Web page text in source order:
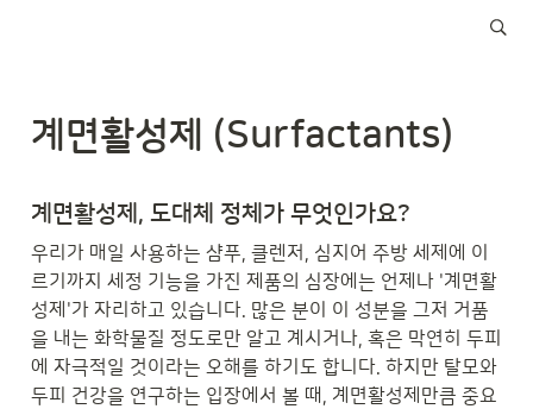
계면활성제 (Surfactants)
계면활성제, 도대체 정체가 무엇인가요?
우리가 매일 사용하는 샴푸, 클렌저, 심지어 주방 세제에 이
르기까지 세정 기능을 가진 제품의 심장에는 언제나 '계면활
성제'가 자리하고 있습니다. 많은 분이 이 성분을 그저 거품
을 내는 화학물질 정도로만 알고 계시거나, 혹은 막연히 두피
에 자극적일 것이라는 오해를 하기도 합니다. 하지만 탈모와
두피 건강을 연구하는 입장에서 볼 때, 계면활성제만큼 중요